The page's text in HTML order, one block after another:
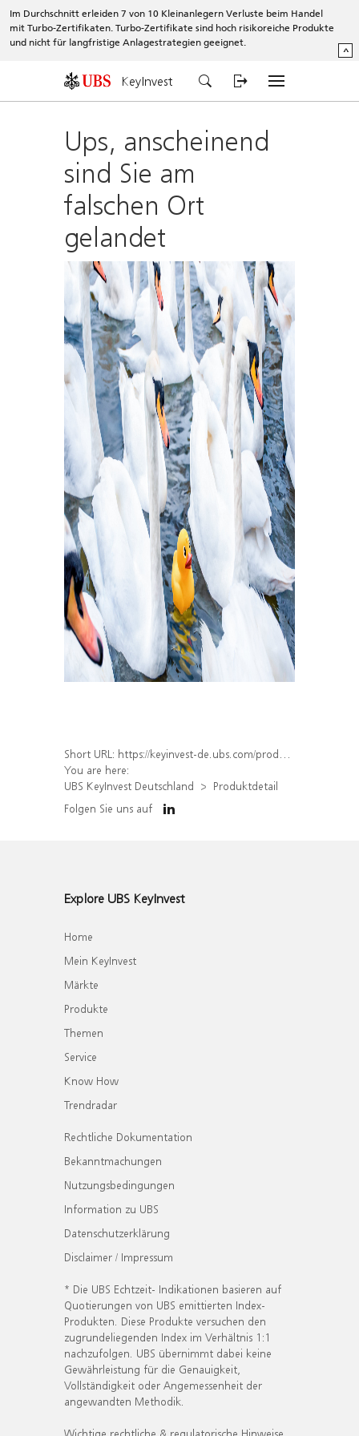
Im Durchschnitt erleiden 7 von 10 Kleinanlegern Verluste beim Handel
mit Turbo-Zertifikaten. Turbo-Zertifikate sind hoch risikoreiche Produkte
und nicht für langfristige Anlagestrategien geeignet.
^
KeyInvest
Ups, anscheinend
sind Sie am
falschen Ort
gelandet
Short URL: https://keyinvest-de.ubs.com/produkt/detail/index/isin/DE000WA8WCJ5
You are here:
UBS KeyInvest Deutschland
Produktdetail
Folgen Sie uns auf
Explore UBS KeyInvest
Home
Mein KeyInvest
Märkte
Produkte
Themen
Service
Know How
Trendradar
Rechtliche Dokumentation
Bekanntmachungen
Nutzungsbedingungen
Information zu UBS
Datenschutzerklärung
Disclaimer / Impressum
* Die UBS Echtzeit- Indikationen basieren auf
Quotierungen von UBS emittierten Index-
Produkten. Diese Produkte versuchen den
zugrundeliegenden Index im Verhältnis 1:1
nachzufolgen. UBS übernimmt dabei keine
Gewährleistung für die Genauigkeit,
Vollständigkeit oder Angemessenheit der
angewandten Methodik.